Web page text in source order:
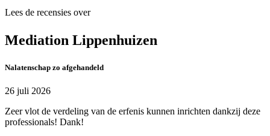
Lees de recensies over
Mediation Lippenhuizen
Nalatenschap zo afgehandeld
26 juli 2026
Zeer vlot de verdeling van de erfenis kunnen inrichten dankzij deze
professionals! Dank!